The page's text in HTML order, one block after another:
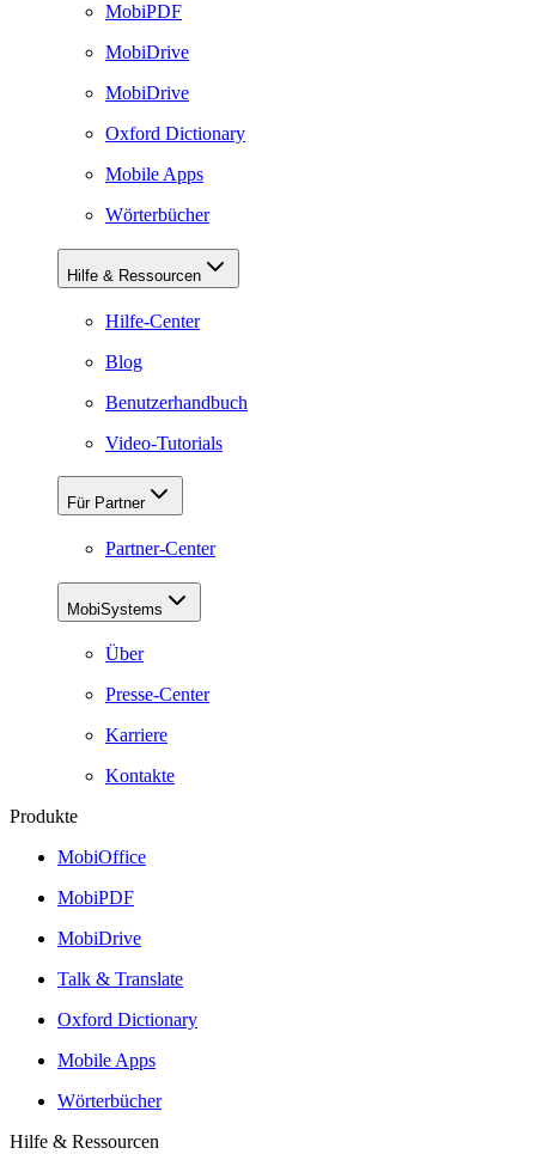
MobiPDF
MobiDrive
MobiDrive
Oxford Dictionary
Mobile Apps
Wörterbücher
Hilfe & Ressourcen
Hilfe-Center
Blog
Benutzerhandbuch
Video-Tutorials
Für Partner
Partner-Center
MobiSystems
Über
Presse-Center
Karriere
Kontakte
Produkte
MobiOffice
MobiPDF
MobiDrive
Talk & Translate
Oxford Dictionary
Mobile Apps
Wörterbücher
Hilfe & Ressourcen